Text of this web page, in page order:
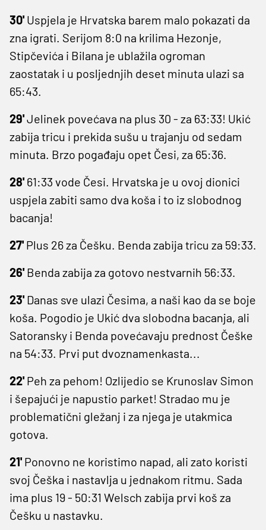
30' Uspjela je Hrvatska barem malo pokazati da
zna igrati. Serijom 8:0 na krilima Hezonje,
Stipčevića i Bilana je ublažila ogroman
zaostatak i u posljednjih deset minuta ulazi sa
65:43.
29'Jelinek povećava na plus 30 - za 63:33! Ukić
zabija tricu i prekida sušu u trajanju od sedam
minuta. Brzo pogađaju opet Česi, za 65:36.
28' 61:33 vode Česi. Hrvatska je u ovoj dionici
uspjela zabiti samo dva koša i to iz slobodnog
bacanja!
27' Plus 26 za Češku. Benda zabija tricu za 59:33.
26' Benda zabija za gotovo nestvarnih 56:33.
23' Danas sve ulazi Česima, a naši kao da se boje
koša. Pogodio je Ukić dva slobodna bacanja, ali
Satoransky i Benda povećavaju prednost Češke
na 54:33. Prvi put dvoznamenkasta...
22' Peh za pehom! Ozlijedio se Krunoslav Simon
i šepajući je napustio parket! Stradao mu je
problematični gležanj i za njega je utakmica
gotova.
21' Ponovno ne koristimo napad, ali zato koristi
svoj Češka i nastavlja u jednakom ritmu. Sada
ima plus 19 - 50:31 Welsch zabija prvi koš za
Češku u nastavku.